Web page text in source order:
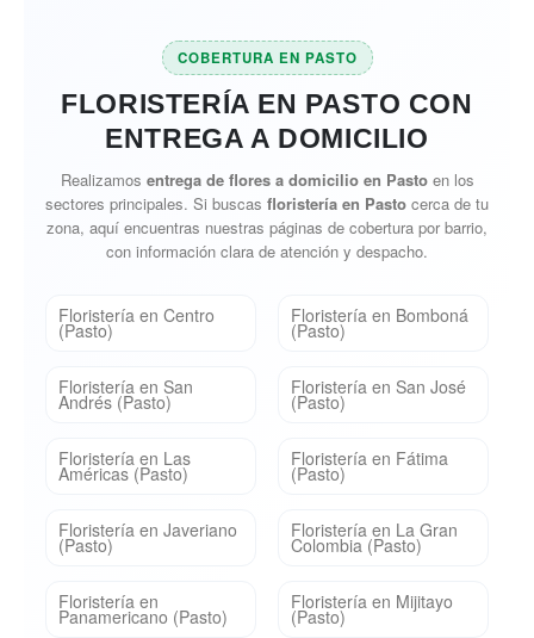
COBERTURA EN PASTO
FLORISTERÍA EN PASTO CON
ENTREGA A DOMICILIO
Realizamos entrega de flores a domicilio en Pastoen los
sectores principales. Si buscas floristería en Pasto cerca de tu
zona, aquí encuentras nuestras páginas de cobertura por barrio,
con información clara de atención y despacho.
Floristería en Centro
(Pasto)
Floristería en Bomboná
(Pasto)
Floristería en San
Andrés (Pasto)
Floristería en San José
(Pasto)
Floristería en Las
Américas (Pasto)
Floristería en Fátima
(Pasto)
Floristería en Javeriano
(Pasto)
Floristería en La Gran
Colombia (Pasto)
Floristería en
Panamericano (Pasto)
Floristería en Mijitayo
(Pasto)